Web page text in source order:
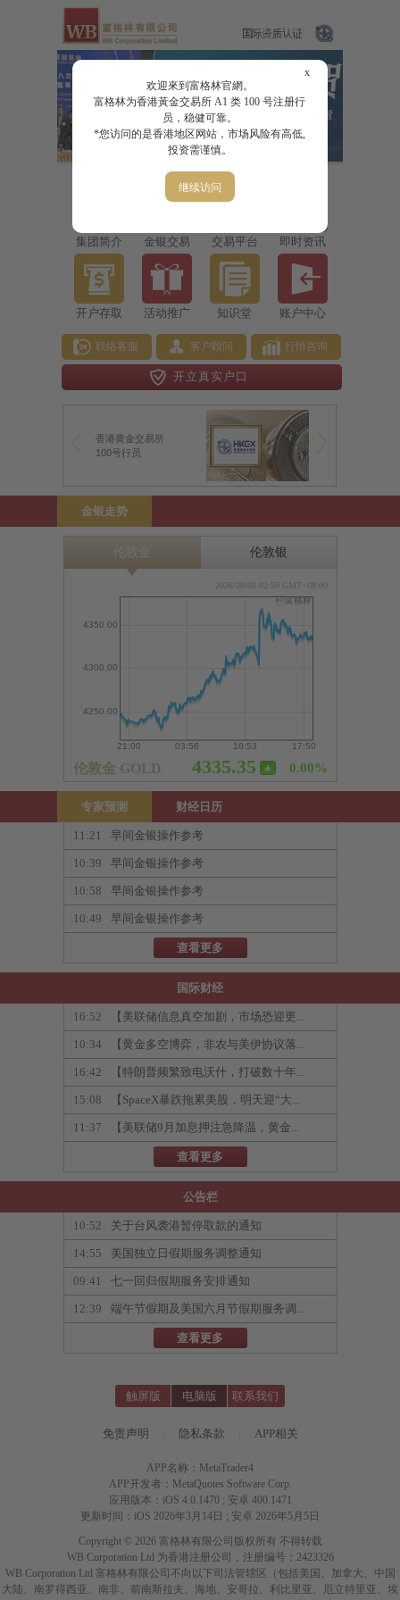
x
欢迎來到富格林官網。
富格林为香港黃金交易所 A1 类 100 号注册行
员，稳健可靠。
*您访问的是香港地区网站，市场风险有高低,
投资需谨慎。
继续访问
集团简介 金银交易 交易平台 即时资讯
开户存取 活动推广 知识堂 账户中心
联络客服 客户顾问 行情咨询
开立真实户口
香港黄金交易所
100号行员
金银走势
专家预测 财经日历
11:21 早间金银操作参考
10:39 早间金银操作参考
10:58 早间金银操作参考
10:49 早间金银操作参考
查看更多
国际财经
16:52 【美联储信息真空加剧，市场恐迎更...
10:34 【黄金多空博弈，非农与美伊协议落...
16:42 【特朗普频繁致电沃什，打破数十年...
15:08 【SpaceX暴跌拖累美股，明天迎“大...
11:37 【美联储9月加息押注急降温，黄金...
查看更多
公告栏
10:52 关于台风袭港暂停取款的通知
14:55 美国独立日假期服务调整通知
09:41 七一回归假期服务安排通知
12:39 端午节假期及美国六月节假期服务调...
查看更多
触屏版 电脑版 联系我们
免责声明 隐私条款 APP相关
APP名称：MetaTrader4
APP开发者：MetaQuotes Software Corp.
应用版本：iOS 4.0.1470 ; 安卓 400.1471
更新时间：iOS 2026年3月14日 ; 安卓 2026年5月5日
Copyright © 2026 富格林有限公司版权所有 不得转载
WB Corporation Ltd 为香港注册公司，注册编号：2423326
WB Corporation Ltd 富格林有限公司不向以下司法管辖区（包括美国、加拿大、中国
大陆、南罗得西亚、南非、前南斯拉夫、海地、安哥拉、利比里亚、厄立特里亚、埃